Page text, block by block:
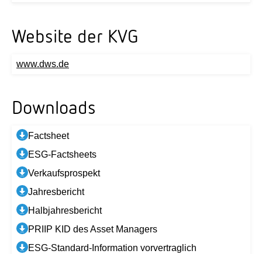
Website der KVG
www.dws.de
Downloads
Factsheet
ESG-Factsheets
Verkaufsprospekt
Jahresbericht
Halbjahresbericht
PRIIP KID des Asset Managers
ESG-Standard-Information vorvertraglich